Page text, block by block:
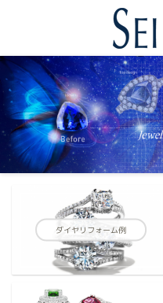
ダイヤリフォーム例